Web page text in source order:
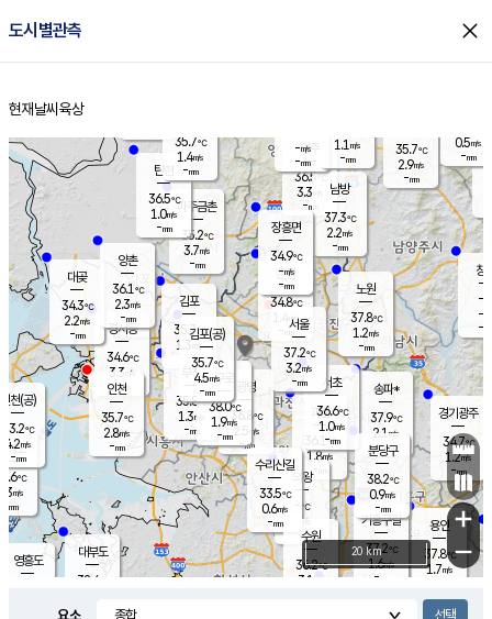
도시별관측 close
홈
현재날씨 육상
의도
℃
m/s
mm
영흥도
양주
36.5℃
3.3
-mm
과천
36.1℃
1.8m/s
- mm
용인
37.8℃
1.7m/s
경기광주
34.7℃
1.2m/s
-mm
대부도
32.4
경서동
34.6℃
3.3 m/s
-mm
파주금촌
35.2℃
3.7m/s
-mm
35.7℃
2.9m/s
-mm
대곶
34.3℃
2.2m/s
-mm
창
-
-m/
-
탄현
36.5℃
1.0m/s
-mm
0.5m/s
-mm
의왕
- ℃
m/s
mm
김포
35.7℃
1.3 m/s
mm
광명
36.8 ℃
2.5 m/s
-mm
부천
35.8℃
1.3m/s
-mm
양촌
36.1℃
2.3m/s
-mm
구로
38.0℃
1.9m/s
-mm
은평
34.8℃
1.4 m/s
- mm
노원
37.8℃
1.2m/s
-mm
송파*
37.9℃
2.1 m/s
-mm
서초
36.6℃
1.0m/s
-mm
남방
37.3℃
2.2m/s
-mm
기흥구갈
37.2℃
1.6m/s
-
수리산길
33.5℃
0.6m/s
-mm
분당구
38.2℃
0.9m/s
-mm
장흥면
34.9℃
-m/s
-mm
-m/s
-mm
인천(공)
33.2℃
4.2m/s
-mm
김포(공)
35.7℃
4.5m/s
-mm
수원
36.2℃
3.1 m/s
인천
35.7℃
2.8m/s
-mm
서울
37.2℃
3.2m/s
-mm
35.7℃
1.4m/s
-mm
1.1 m/s
-mm
+
−
20 km
요소